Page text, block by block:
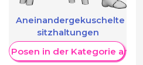
Aneinandergekuschelte
sitzhaltungen
Posen in der Kategorie